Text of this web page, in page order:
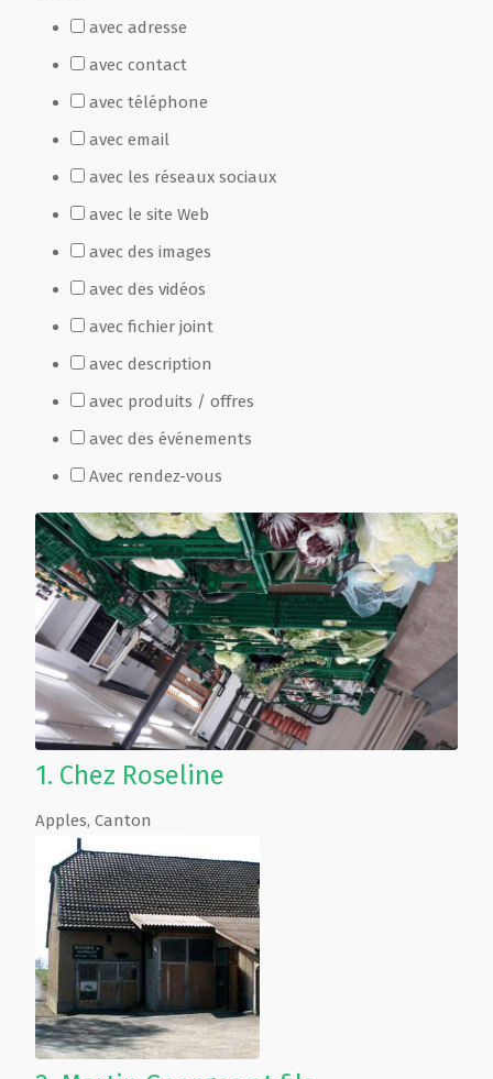
avec adresse
avec contact
avec téléphone
avec email
avec les réseaux sociaux
avec le site Web
avec des images
avec des vidéos
avec fichier joint
avec description
avec produits / offres
avec des événements
Avec rendez-vous
1. Chez Roseline
Apples, Canton
Fête Marché Paysan
Partenaires